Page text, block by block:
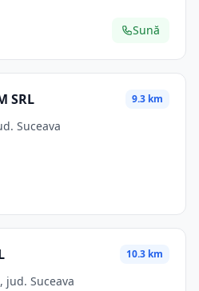
Sună
SRL 9.3 km
Suceava
10.3 km
jud. Suceava